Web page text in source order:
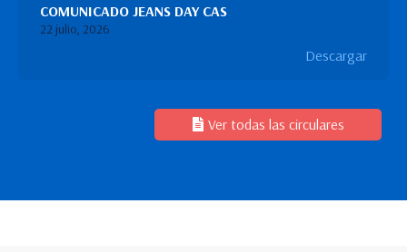
COMUNICADO JEANS DAY CAS
22 julio, 2026
Descargar
Ver todas las circulares